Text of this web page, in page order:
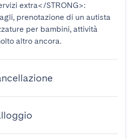
extra</STRONG>:
prenotazione di un autista
per bambini, attività
altro ancora.